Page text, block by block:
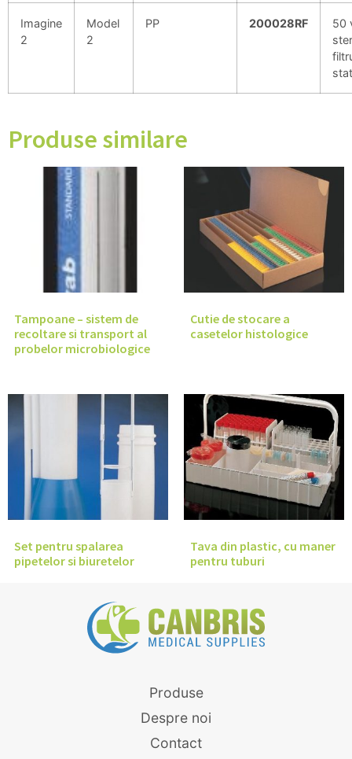
Imagine
2
Model
2
PP 200028RF
50
Produse similare
Tampoane – sistem de
recoltare si transport al
probelor microbiologice
Cutie de stocare a
casetelor histologice
Set pentru spalarea
pipetelor si biuretelor
Tava din plastic, cu maner
pentru tuburi
Produse
Despre noi
Contact